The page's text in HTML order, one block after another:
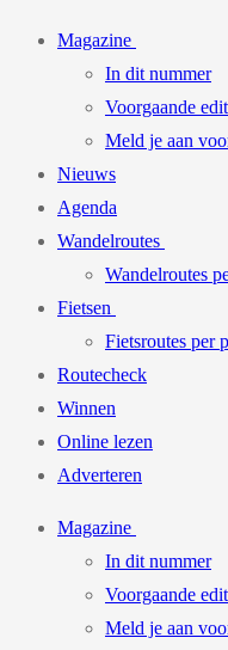
Magazine
In dit nummer
Voorgaande
Meld je aan
Nieuws
Agenda
Wandelroutes
Wandelroutes
Fietsen
Fietsroutes per
Routecheck
Winnen
Online lezen
Adverteren
Magazine
In dit nummer
Voorgaande
Meld je aan